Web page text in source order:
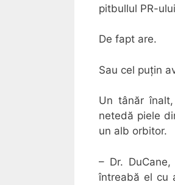
pitbullul PR-
De fapt are.
Sau cel puțin
Un tânăr
netedă piele
un alb orbitor.
– Dr.
întreabă el cu